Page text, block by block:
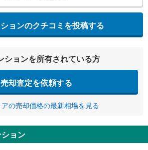
ョンのクチコミを投稿する
ションを所有されている方
売却査定を依頼する
の売却価格の最新相場を見る
ョン